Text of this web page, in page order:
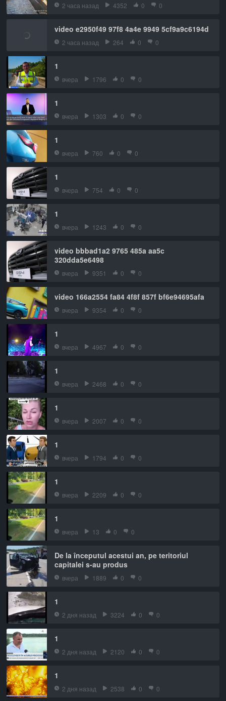
2 часа назад 4352 0 0
video e2950f49 97f8 4a4e 9949 5cf9a9c6194d
2 часа назад 264 0 0
1
вчера 1796 0 0
1
вчера 1303 0 0
1
вчера 760 0 0
1
вчера 754 0 0
1
вчера 1243 0 0
video bbbad1a2 9765 485a aa5c
320dda5e6498
вчера 9351 0 0
video 166a2554 fa84 4f8f 857f bf6e94695afa
вчера 9354 0 0
1
вчера 4967 0 0
1
вчера 2468 0 0
1
вчера 2007 0 0
1
вчера 1794 0 0
1
вчера 2209 0 0
1
вчера 13 0 0
De la începutul acestui an, pe teritoriul
capitalei s-au produs
вчера 1889 0 0
1
2 дня назад 3224 0 0
1
2 дня назад 2120 0 0
1
2 дня назад 2538 0 0